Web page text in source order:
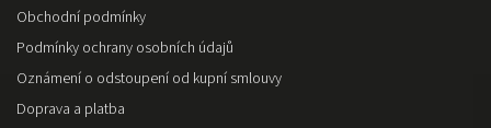
Obchodní podmínky
Podmínky ochrany osobních údajů
Oznámení o odstoupení od kupní smlouvy
Doprava a platba